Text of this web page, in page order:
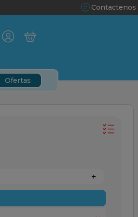
Contactenos
Ofertas
＋